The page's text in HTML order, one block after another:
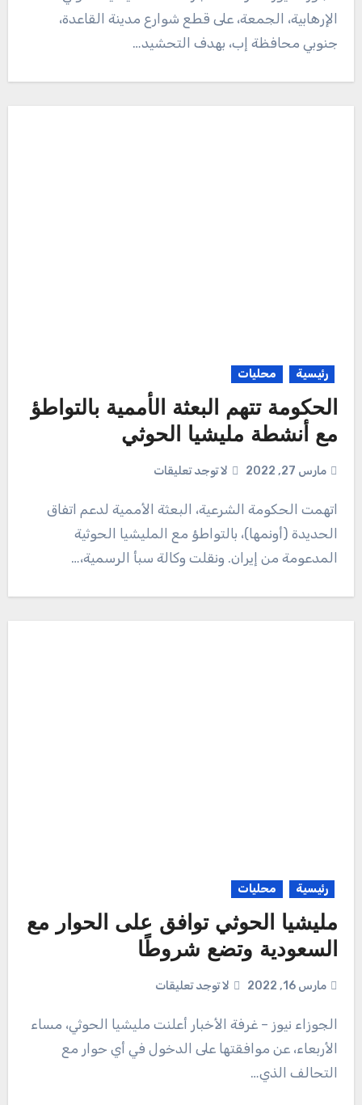
الإرهابية، الجمعة، على قطع شوارع مدينة القاعدة،
جنوبي محافظة إب، بهدف التحشيد…
رئيسية محليات
الحكومة تتهم البعثة الأممية بالتواطؤ
مع أنشطة مليشيا الحوثي
مارس 27, 2022 لا توجد تعليقات
الحديدة (أونمها)، بالتواطؤ مع المليشيا الحوثية
المدعومة من إيران. ونقلت وكالة سبأ الرسمية،…
رئيسية محليات
مليشيا الحوثي توافق على الحوار مع
السعودية وتضع شروطًا
مارس 16, 2022 لا توجد تعليقات
الجوزاء نيوز – غرفة الأخبار أعلنت مليشيا الحوثي، مساء
الأربعاء، عن موافقتها على الدخول في أي حوار مع
التحالف الذي…